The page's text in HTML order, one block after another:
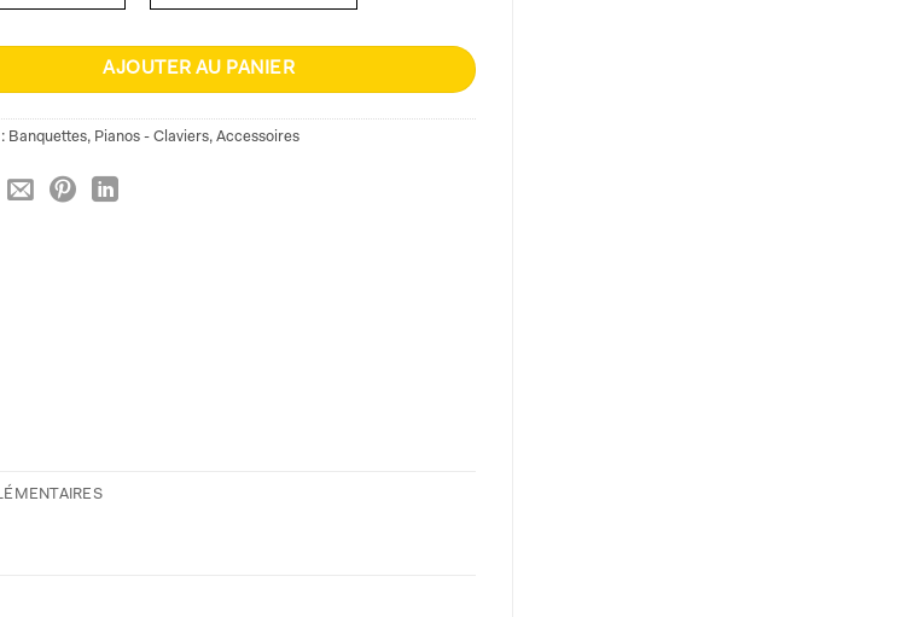
AJOUTER AU PANIER
Banquettes, Pianos - Claviers, Accessoires